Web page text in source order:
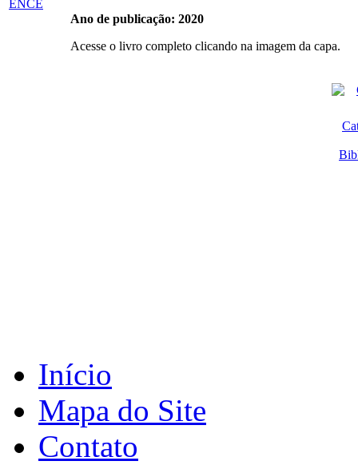
Ano de publicação: 2020
Acesse o livro completo clicando na imagem da capa.
Início
Mapa do Site
Contato